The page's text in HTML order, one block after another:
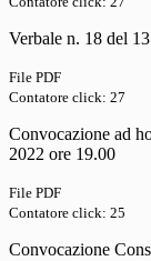
Verbale n. 18 del
File PDF
Contatore click: 27
Convocazione ad
2022 ore 19.00
File PDF
Contatore click: 25
Convocazione